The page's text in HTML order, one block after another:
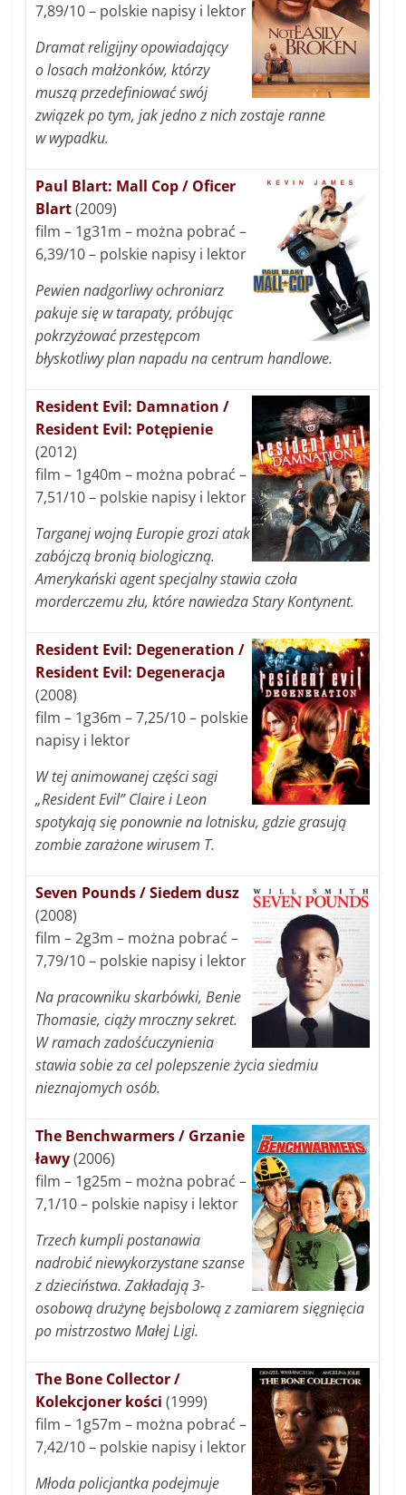
7,89/10 – polskie napisy i lektor
Dramat religijny opowiadający
o losach małżonków, którzy
muszą przedefiniować swój
związek po tym, jak jedno z nich zostaje ranne
w wypadku.
Paul Blart: Mall Cop / Oficer
Blart(2009)
film – 1g31m – można pobrać –
6,39/10 – polskie napisy i lektor
Pewien nadgorliwy ochroniarz
pakuje się w tarapaty, próbując
pokrzyżować przestępcom
błyskotliwy plan napadu na centrum handlowe.
Resident Evil: Damnation /
Resident Evil: Potępienie
(2012)
film – 1g40m – można pobrać –
7,51/10 – polskie napisy i lektor
Targanej wojną Europie grozi atak
zabójczą bronią biologiczną.
Amerykański agent specjalny stawia czoła
morderczemu złu, które nawiedza Stary Kontynent.
Resident Evil: Degeneration /
Resident Evil: Degeneracja
(2008)
film – 1g36m – 7,25/10 – polskie
napisy i lektor
W tej animowanej części sagi
„Resident Evil” Claire i Leon
spotykają się ponownie na lotnisku, gdzie grasują
zombie zarażone wirusem T.
Seven Pounds / Siedem dusz
(2008)
film – 2g3m – można pobrać –
7,79/10 – polskie napisy i lektor
Na pracowniku skarbówki, Benie
Thomasie, ciąży mroczny sekret.
W ramach zadośćuczynienia
stawia sobie za cel polepszenie życia siedmiu
nieznajomych osób.
The Benchwarmers / Grzanie
ławy(2006)
film – 1g25m – można pobrać –
7,1/10 – polskie napisy i lektor
Trzech kumpli postanawia
nadrobić niewykorzystane szanse
z dzieciństwa. Zakładają 3-
osobową drużynę bejsbolową z zamiarem sięgnięcia
po mistrzostwo Małej Ligi.
The Bone Collector /
Kolekcjoner kości (1999)
film – 1g57m – można pobrać –
7,42/10 – polskie napisy i lektor
Młoda policjantka podejmuje